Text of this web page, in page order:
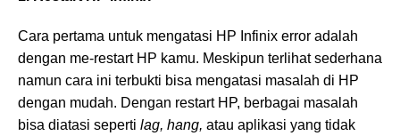
Cara pertama untuk mengatasi HP Infinix error adalah
dengan me-restart HP kamu. Meskipun terlihat sederhana
namun cara ini terbukti bisa mengatasi masalah di HP
dengan mudah. Dengan restart HP, berbagai masalah
bisa diatasi seperti lag, hang, atau aplikasi yang tidak